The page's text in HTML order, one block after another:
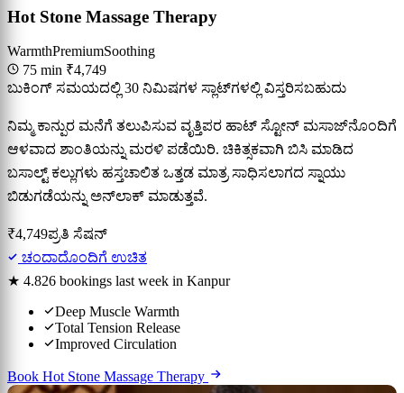
Hot Stone Massage Therapy
WarmthPremiumSoothing
75 min ₹4,749
ಬುಕಿಂಗ್ ಸಮಯದಲ್ಲಿ 30 ನಿಮಿಷಗಳ ಸ್ಲಾಟ್‌ಗಳಲ್ಲಿ ವಿಸ್ತರಿಸಬಹುದು
ನಿಮ್ಮ ಕಾನ್ಪುರ ಮನೆಗೆ ತಲುಪಿಸುವ ವೃತ್ತಿಪರ ಹಾಟ್ ಸ್ಟೋನ್ ಮಸಾಜ್‌ನೊಂದಿಗೆ
ಆಳವಾದ ಶಾಂತಿಯನ್ನು ಮರಳಿ ಪಡೆಯಿರಿ. ಚಿಕಿತ್ಸಕವಾಗಿ ಬಿಸಿ ಮಾಡಿದ
ಬಸಾಲ್ಟ್ ಕಲ್ಲುಗಳು ಹಸ್ತಚಾಲಿತ ಒತ್ತಡ ಮಾತ್ರ ಸಾಧಿಸಲಾಗದ ಸ್ನಾಯು
ಬಿಡುಗಡೆಯನ್ನು ಅನ್‌ಲಾಕ್ ಮಾಡುತ್ತವೆ.
₹4,749ಪ್ರತಿ ಸೆಷನ್
ಚಂದಾದೊಂದಿಗೆ ಉಚಿತ
★ 4.826 bookings last week in Kanpur
Deep Muscle Warmth
Total Tension Release
Improved Circulation
Book Hot Stone Massage Therapy